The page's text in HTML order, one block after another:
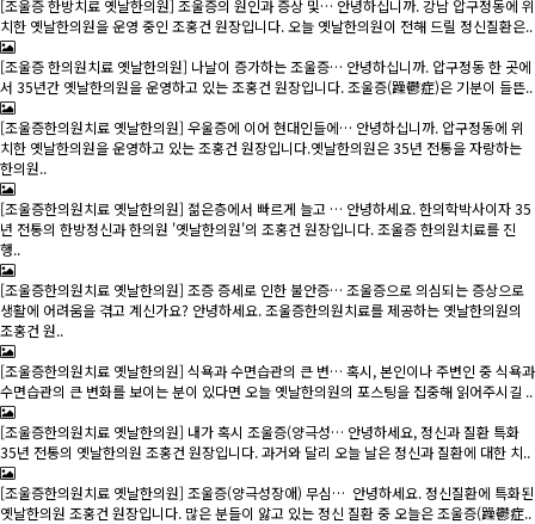
[조울증 한방치료 옛날한의원] 조울증의 원인과 증상 및… 안녕하십니까. 강남 압구정동에 위
치한 옛날한의원을 운영 중인 조홍건 원장입니다. 오늘 옛날한의원이 전해 드릴 정신질환은..
[조울증 한의원치료 옛날한의원] 나날이 증가하는 조울증… 안녕하십니까. 압구정동 한 곳에
서 35년간 옛날한의원을 운영하고 있는 조홍건 원장입니다. 조울증(躁鬱症)은 기분이 들뜬..
[조울증한의원치료 옛날한의원] 우울증에 이어 현대인들에… 안녕하십니까. 압구정동에 위
치한 옛날한의원을 운영하고 있는 조홍건 원장입니다.옛날한의원은 35년 전통을 자랑하는
한의원..
[조울증한의원치료 옛날한의원] 젊은층에서 빠르게 늘고 … 안녕하세요. 한의학박사이자 35
년 전통의 한방정신과 한의원 '옛날한의원'의 조홍건 원장입니다. 조울증 한의원치료를 진
행..
[조울증한의원치료 옛날한의원] 조증 증세로 인한 불안증… 조울증으로 의심되는 증상으로
생활에 어려움을 겪고 계신가요? 안녕하세요. 조울증한의원치료를 제공하는 옛날한의원의
조홍건 원..
[조울증한의원치료 옛날한의원] 식욕과 수면습관의 큰 변… 혹시, 본인이나 주변인 중 식욕과
수면습관의 큰 변화를 보이는 분이 있다면 오늘 옛날한의원의 포스팅을 집중해 읽어주시길 ..
[조울증한의원치료 옛날한의원] 내가 혹시 조울증(양극성… 안녕하세요, 정신과 질환 특화
35 년 전통의 옛날한의원 조홍건 원장입니다. 과거와 달리 오늘 날은 정신과 질환에 대한 치..
[조울증한의원치료 옛날한의원] 조울증(양극성장애) 무심… 안녕하세요. 정신질환에 특화된
옛날한의원 조홍건 원장입니다. 많은 분들이 앓고 있는 정신 질환 중 오늘은 조울증(躁鬱症..